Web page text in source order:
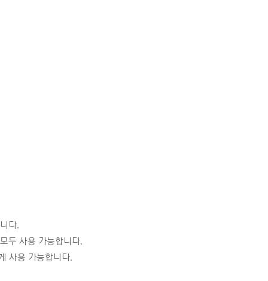
다.
두 사용 가능합니다.
사용 가능합니다.